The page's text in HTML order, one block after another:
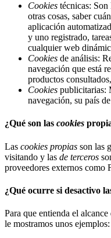
Cookies técnicas: Son
otras cosas, saber
aplicación
y uno registrado,
cualquier web
Cookies de análisis:
navegación que está
productos
Cookies publicitarias:
navegación, su país
¿Qué son las cookies
Las cookies propias son las
visitando y las de terceros
proveedores externos como
¿Qué ocurre si desactivo
Para que entienda el
le mostramos unos ejemplos: